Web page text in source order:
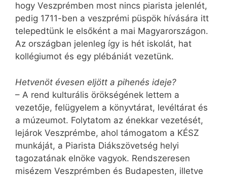
hogy Veszprémben most nincs piarista jelenlét,
pedig 1711-ben a veszprémi püspök hívására itt
telepedtünk le elsőként a mai Magyarországon.
Az országban jelenleg így is hét iskolát, hat
kollégiumot és egy plébániát vezetünk.
Hetvenöt évesen eljött a pihenés ideje?
– A rend kulturális örökségének lettem a
vezetője, felügyelem a könyvtárat, levéltárat és
a múzeumot. Folytatom az énekkar vezetését,
lejárok Veszprémbe, ahol támogatom a KÉSZ
munkáját, a Piarista Diákszövetség helyi
tagozatának elnöke vagyok. Rendszeresen
misézem Veszprémben és Budapesten, illetve